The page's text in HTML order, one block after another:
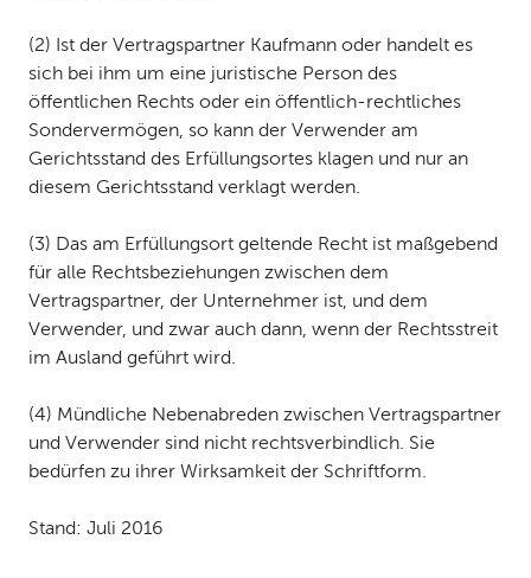
(2) Ist der Vertragspartner Kaufmann oder handelt es
sich bei ihm um eine juristische Person des
öffentlichen Rechts oder ein öffentlich-rechtliches
Sondervermögen, so kann der Verwender am
Gerichtsstand des Erfüllungsortes klagen und nur an
diesem Gerichtsstand verklagt werden.
(3) Das am Erfüllungsort geltende Recht ist maßgebend
für alle Rechtsbeziehungen zwischen dem
Vertragspartner, der Unternehmer ist, und dem
Verwender, und zwar auch dann, wenn der Rechtsstreit
im Ausland geführt wird.
(4) Mündliche Nebenabreden zwischen Vertragspartner
und Verwender sind nicht rechtsverbindlich. Sie
bedürfen zu ihrer Wirksamkeit der Schriftform.
Stand: Juli 2016